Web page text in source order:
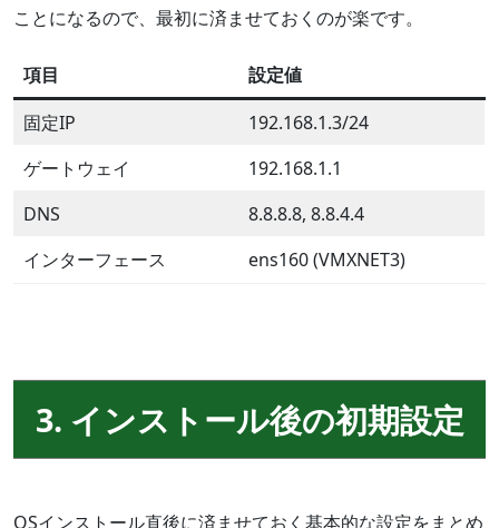
ことになるので、最初に済ませておくのが楽です。
項目
設定値
固定IP
192.168.1.3/24
ゲートウェイ
192.168.1.1
DNS
8.8.8.8, 8.8.4.4
インターフェース
ens160 (VMXNET3)
3. インストール後の初期設定
OSインストール直後に済ませておく基本的な設定をまとめ